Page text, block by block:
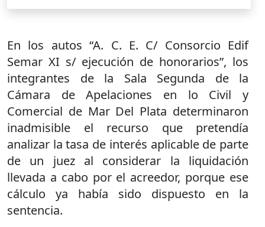
En los autos “A. C. E. C/ Consorcio Edif
Semar XI s/ ejecución de honorarios”, los
integrantes de la Sala Segunda de la
Cámara de Apelaciones en lo Civil y
Comercial de Mar Del Plata determinaron
inadmisible el recurso que pretendía
analizar la tasa de interés aplicable de parte
de un juez al considerar la liquidación
llevada a cabo por el acreedor, porque ese
cálculo ya había sido dispuesto en la
sentencia.